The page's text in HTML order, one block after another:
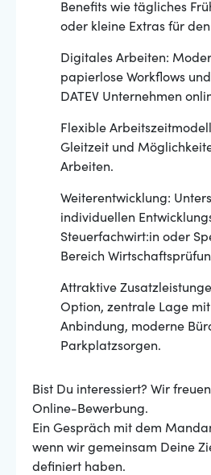
Benefits wie tägliches
oder kleine Extras für
Digitales Arbeiten:
papierlose Workflows
DATEV Unternehmen
Flexible
Gleitzeit und
Arbeiten.
Weiterentwicklung:
individuellen
Steuerfachwirt:in oder
Bereich
Attraktive
Option, zentrale Lage
Anbindung, moderne
Parkplatzsorgen.
Bist Du interessiert? Wir
Online-Bewerbung.
Ein Gespräch mit dem
wenn wir gemeinsam Deine
definiert haben.